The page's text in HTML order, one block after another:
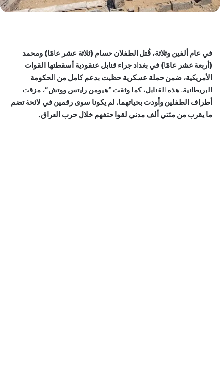
في عام ألفين وثلاثة، قُتل الطفلان حسام (ثلاثة عشر عامًا) ومحمد
(أربعة عشر عامًا) في بغداد جراء قنابل عنقودية أسقطتها القوات
الأمريكية، ضمن حملة عسكرية حظيت بدعم كامل من الحكومة
البريطانية. هذه القنابل، كما وثقت “هيومن رايتس ووتش”، مزقت
أطراف الطفلين وأودت بحياتهما. لم يكونا سوى رقمين في لائحة تضم
ما يقرب من مئتي ألف مدني لقوا حتفهم خلال حرب العراق.